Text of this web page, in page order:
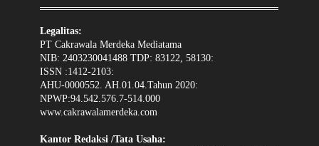
Legalitas:
PT Cakrawala Merdeka Mediatama
NIB: 2403230041488 TDP: 83122, 58130:
ISSN :1412-2103:
AHU-0000552. AH.01.04.Tahun 2020:
NPWP:94.542.576.7-514.000
www.cakrawalamerdeka.com
Kantor Redaksi /Tata Usaha: